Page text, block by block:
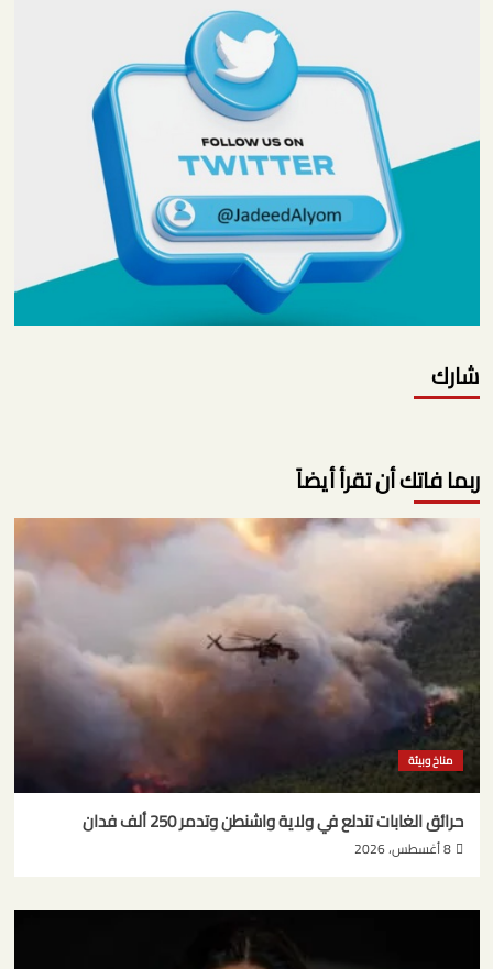
شارك
ربما فاتك أن تقرأ أيضاً
مناخ وبيئة
حرائق الغابات تندلع في ولاية واشنطن وتدمر 250 ألف فدان
8 أغسطس، 2026